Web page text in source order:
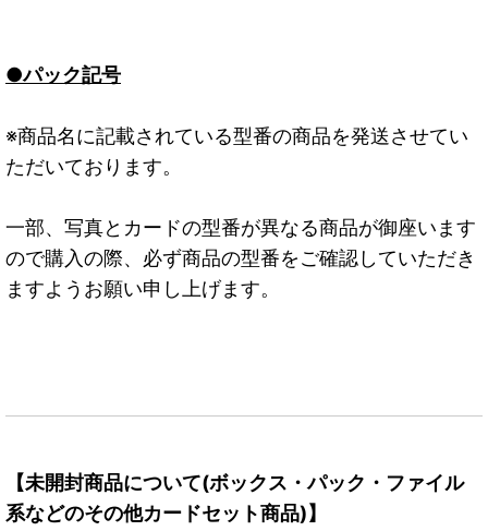
●パック記号
※商品名に記載されている型番の商品を発送させてい
ただいております。
一部、写真とカードの型番が異なる商品が御座います
ので購入の際、必ず商品の型番をご確認していただき
ますようお願い申し上げます。
【未開封商品について(ボックス・パック・ファイル
系などのその他カードセット商品)】